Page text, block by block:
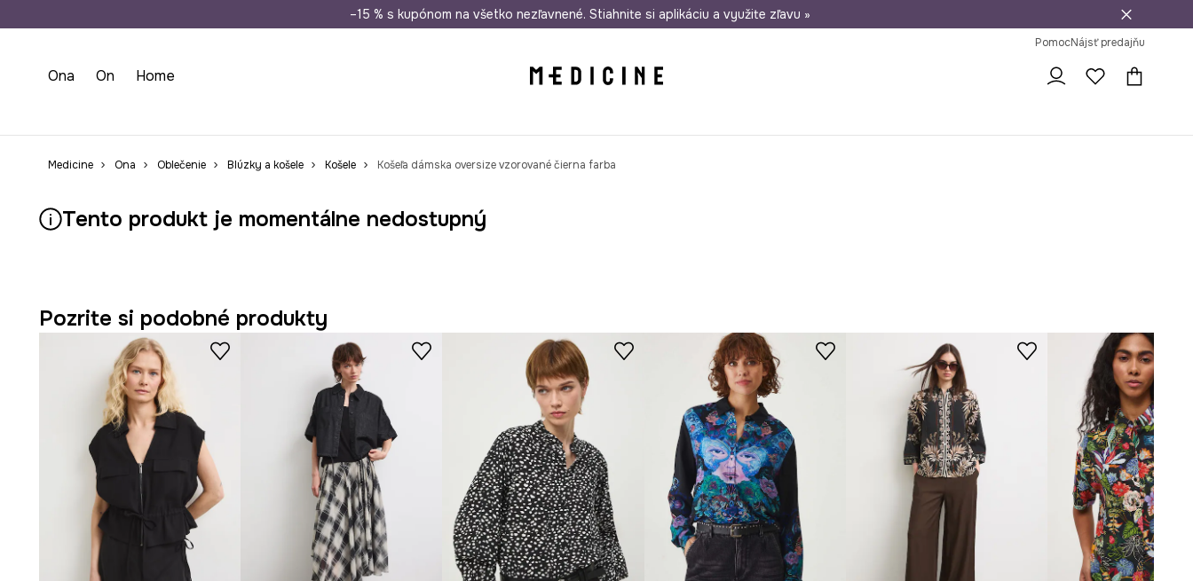
Doprava zadarmo od 50 € Odoslanie aj do 24 hodín 30 dní na vrátenie tovaru
–15 % s kupónom na všetko nezľavnené. Stiahnite si aplikáciu a využite zľavu »
PomocNájsť predajňu
Ona On Home
Medicine Ona Oblečenie Blúzky a košele Košele Košeľa dámska oversize vzorované čierna farba
Tento produkt je momentálne nedostupný
Pozrite si podobné produkty